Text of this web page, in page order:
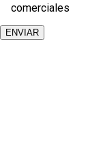
comerciales